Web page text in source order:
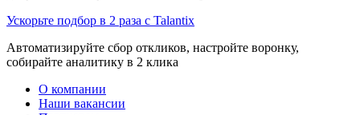
Ускорьте подбор в 2 раза с Talantix
Автоматизируйте сбор откликов, настройте воронку,
собирайте аналитику в 2 клика
О компании
Наши вакансии